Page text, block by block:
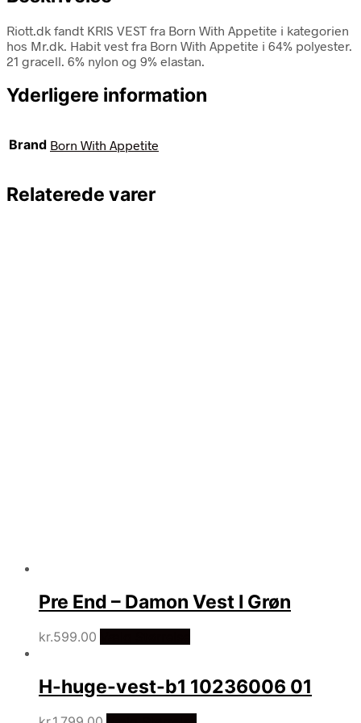
Riott.dk fandt KRIS VEST fra Born With Appetite i kategorien
hos Mr.dk. Habit vest fra Born With Appetite i 64% polyester.
21 gracell. 6% nylon og 9% elastan.
Yderligere information
Brand Born With Appetite
Relaterede varer
Pre End – Damon Vest I Grøn
kr.599.00
H-huge-vest-b1 10236006 01